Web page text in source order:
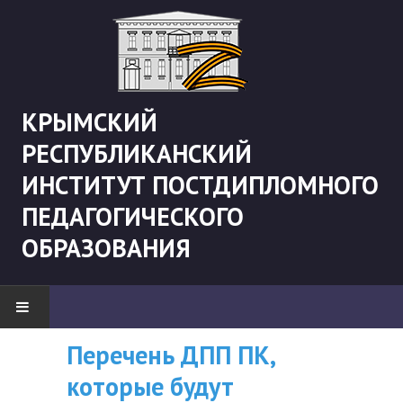
КРЫМСКИЙ
РЕСПУБЛИКАНСКИЙ
ИНСТИТУТ ПОСТДИПЛОМНОГО
ПЕДАГОГИЧЕСКОГО
ОБРАЗОВАНИЯ
НОВОСТИ
"Боевая" русистика
ВНИМАНИЮ
СЛУШАТЕЛЕЙ, У
Перечень ДПП ПК,
которые будут